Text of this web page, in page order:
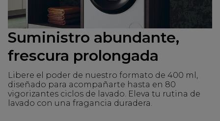
Suministro abundante,
frescura prolongada
Libere el poder de nuestro formato de 400 ml,
diseñado para acompañarte hasta en 80
vigorizantes ciclos de lavado. Eleva tu rutina de
lavado con una fragancia duradera.